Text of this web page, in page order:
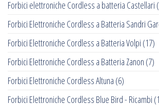
Forbici elettroniche Cordless a batteria Castellari
Forbici Elettroniche Cordless a Batteria Sandri
Forbici Elettroniche Cordless a Batteria Volpi (17)
Forbici Elettroniche Cordless a Batteria Zanon (7)
Forbici Elettroniche Cordless Altuna (6)
Forbici Elettroniche Cordless Blue Bird - Ricambi